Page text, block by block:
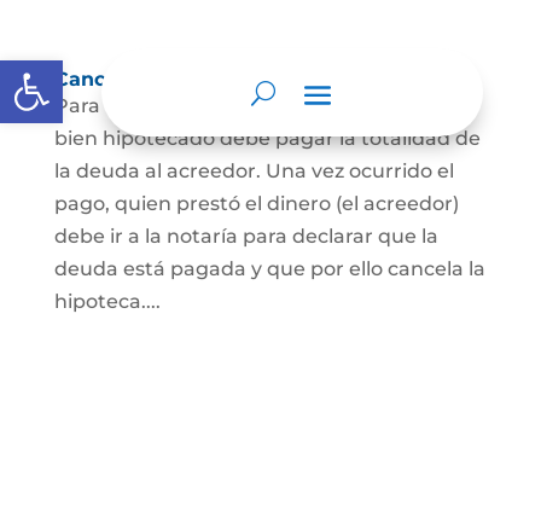
Abrir barra de herramientas
Cancelación de Hipoteca
Para cancelar una hipoteca, el dueño del
bien hipotecado debe pagar la totalidad de
la deuda al acreedor. Una vez ocurrido el
pago, quien prestó el dinero (el acreedor)
debe ir a la notaría para declarar que la
deuda está pagada y que por ello cancela la
hipoteca....